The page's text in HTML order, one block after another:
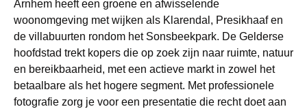
Arnhem heeft een groene en afwisselende
woonomgeving met wijken als Klarendal, Presikhaaf en
de villabuurten rondom het Sonsbeekpark. De Gelderse
hoofdstad trekt kopers die op zoek zijn naar ruimte, natuur
en bereikbaarheid, met een actieve markt in zowel het
betaalbare als het hogere segment. Met professionele
fotografie zorg je voor een presentatie die recht doet aan